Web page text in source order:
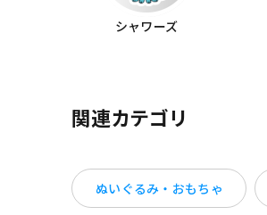
シャワーズ
関連カテゴリ
ぬいぐるみ・おもちゃ